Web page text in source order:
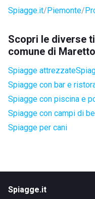
Spiagge.it Piemonte
Scopri le diverse
comune di Maretto
Spiagge attrezzate
Spiagge con bar e
Spiagge con piscina e
Spiagge con campi di
Spiagge per cani
Spiagge.it